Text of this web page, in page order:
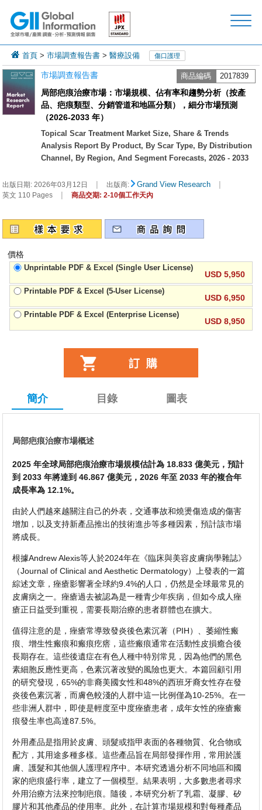
首頁 >市場調查報告書 >醫療設備 傷口護理
市場調查報告書 商品編碼 2017839
局部疤痕治療市場：市場規模、佔有率和趨勢分析（按產
品、疤痕類型、分銷管道和地區分類），細分市場預測
（2026-2033 年）
Topical Scar Treatment Market Size, Share & Trends
Analysis Report By Product, By Scar Type, By Distribution
Channel, By Region, And Segment Forecasts, 2026 - 2033
出版日期:2026年03月12日 | 出版商: Grand View Research |
英文 110 Pages | 商品交期: 2-10個工作天內
價格
Unprintable PDF & Excel (Single User License)
USD 5,950
Printable PDF & Excel (5-User License)
USD 6,950
Printable PDF & Excel (Enterprise License)
USD 8,950
簡介 目錄 圖表
局部疤痕治療市場概述
2025 年全球局部疤痕治療市場規模估計為 18.833 億美元，預計
到 2033 年將達到 46.867 億美元，2026 年至 2033 年的複合年
成長率為 12.1%。
由於人們越來越關注自己的外表，交通事故和燒燙傷造成的傷害
增加，以及支持新產品推出的技術進步等多種因素，預計該市場
將成長。
根據Andrew Alexis等人於2024年在《臨床與美容皮膚病學雜誌》
（Journal of Clinical and Aesthetic Dermatology）上發表的一篇
綜述文章，痤瘡影響著全球約9.4%的人口，仍然是全球最常見的
皮膚病之一。痤瘡過去被認為是一種青少年疾病，但如今成人痤
瘡正日益受到重視，需要長期治療的患者群體也在擴大。
值得注意的是，痤瘡常導致發炎後色素沉著（PIH）、萎縮性瘢
痕、增生性瘢痕和瘢痕疙瘩，這些瘢痕通常在活動性皮損癒合後
長期存在。這些後遺症在有色人種中特別常見，因為他們的黑色
素細胞反應性更高，色素沉著改變的風險也更大。本篇回顧引用
的研究發現，65%的非裔美國女性和48%的西班牙裔女性存在發
炎後色素沉著，而膚色較淺的人群中這一比例僅為10-25%。在一
些非洲人群中，即使是輕度至中度痤瘡患者，成年女性的痤瘡瘢
痕發生率也高達87.5%。
外用產品是指用於皮膚、頭髮或指甲表面的各種物質、化合物或
配方，其用途多種多樣。這些產品旨在局部發揮作用，常用於護
膚、護髮和其他個人護理程序中。本研究透過分析不同地區和國
家的疤痕盛行率，建立了一個模型。結果表明，大多數患者尋求
外用治療方法來控制疤痕。隨後，本研究分析了乳霜、凝膠、矽
膠片和其他產品的使用率。此外，在計算市場規模和對每種產品